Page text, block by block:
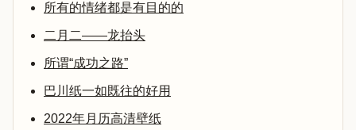
所有的情绪都是有目的的
二月二——龙抬头
所谓“成功之路”
巴川纸一如既往的好用
2022年月历高清壁纸